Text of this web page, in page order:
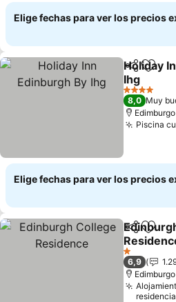
Elige fechas para ver los precios
Compartir
Holiday
Ihg
4 Estrellas
8,0 Muy
Edimburgo
Piscina
Elige fechas para ver los precios
Compartir
1 Estrellas
6,9
Edimburgo